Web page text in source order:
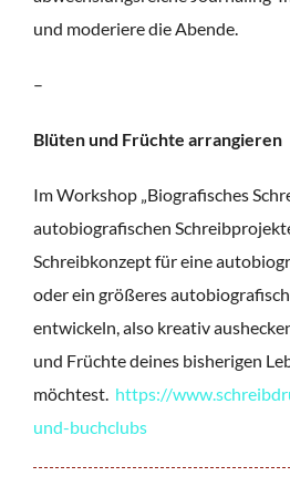
und moderiere die Abende.
–
Blüten und Früchte arrangieren
Im Workshop „Biografisches
autobiografischen
Schreibkonzept für eine
oder ein größeres
entwickeln, also kreativ
und Früchte deines bisherigen
möchtest. https://
und-buchclubs